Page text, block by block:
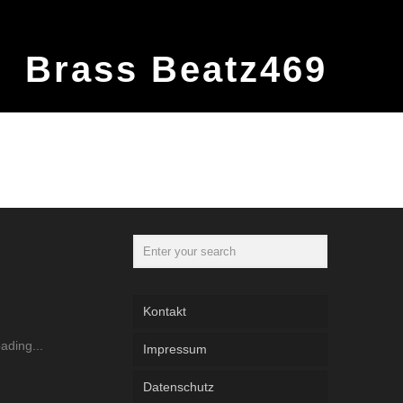
Brass Beatz469
Kontakt
Impressum
Datenschutz